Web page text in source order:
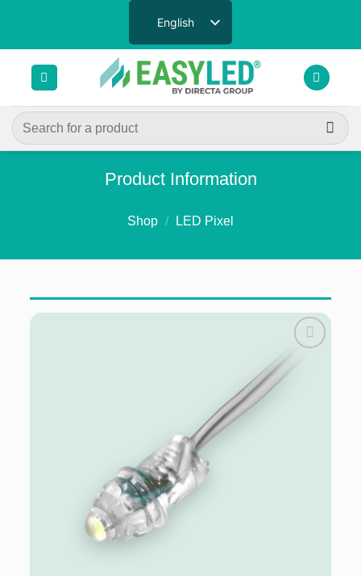
content
English
Search
for:
Product Information
Shop / LED Pixel